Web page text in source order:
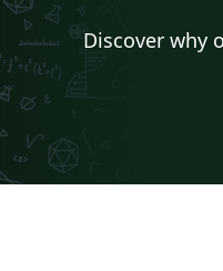
Discover why